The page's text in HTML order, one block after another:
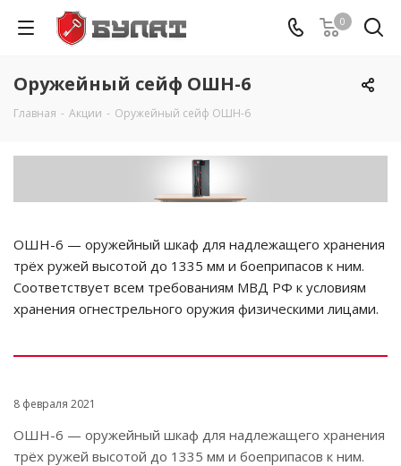
0
Оружейный сейф ОШН-6
Главная - Акции - Оружейный сейф ОШН-6
ОШН-6 — оружейный шкаф для надлежащего хранения
трёх ружей высотой до 1335 мм и боеприпасов к ним.
Соответствует всем требованиям МВД РФ к условиям
хранения огнестрельного оружия физическими лицами.
8 февраля 2021
ОШН-6 — оружейный шкаф для надлежащего хранения
трёх ружей высотой до 1335 мм и боеприпасов к ним.